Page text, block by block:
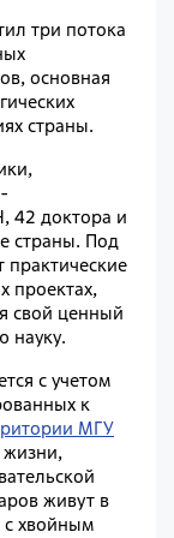
три потока
основная
страны.
42 доктора и
страны. Под
практические
проектах,
свой ценный
науку.
с учетом
к
МГУ
жизни,
живут в
с хвойным